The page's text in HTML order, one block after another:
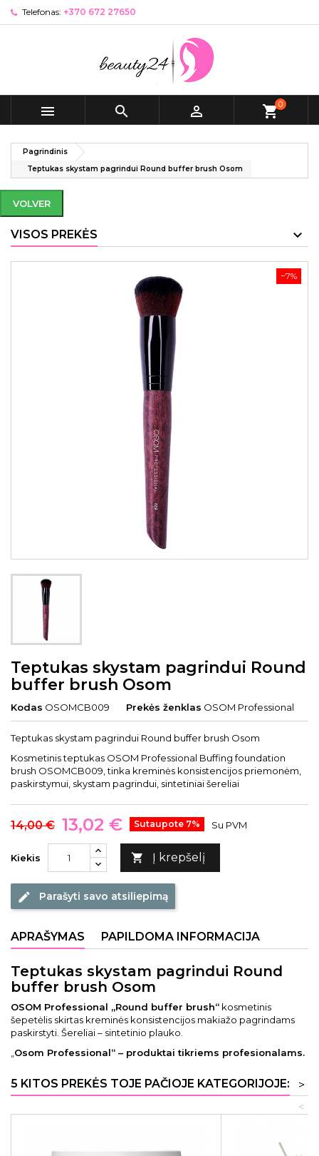
Telefonas: +370 672 27650
   shopping_cart0
Pagrindinis
Teptukas skystam pagrindui Round buffer brush Osom
VOLVER
VISOS PREKĖS
−7%
Teptukas skystam pagrindui Round
buffer brush Osom
Kodas OSOMCB009 Prekės ženklas OSOM Professional
Teptukas skystam pagrindui Round buffer brush Osom
Kosmetinis teptukas OSOM Professional Buffing foundation
brush OSOMCB009, tinka kreminės konsistencijos priemonėm,
paskirstymui, skystam pagrindui, sintetiniai šereliai
14,00 € 13,02 € Sutaupote 7% Su PVM
Kiekis  Į krepšelį
edit Parašyti savo atsiliepimą
APRAŠYMAS PAPILDOMA INFORMACIJA
Teptukas skystam pagrindui Round
buffer brush Osom
OSOM Professional „Round buffer brush“ kosmetinis
šepetėlis skirtas kreminės konsistencijos makiažo pagrindams
paskirstyti. Šereliai – sintetinio plauko.
Osom Professional“ – produktai tikriems profesionalams.
5 KITOS PREKĖS TOJE PAČIOJE KATEGORIJOJE:
>
<